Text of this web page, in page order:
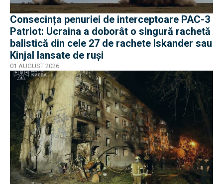
Consecința penuriei de interceptoare PAC-3
Patriot: Ucraina a doborât o singură rachetă
balistică din cele 27 de rachete Iskander sau
Kinjal lansate de ruși
01 AUGUST 2026